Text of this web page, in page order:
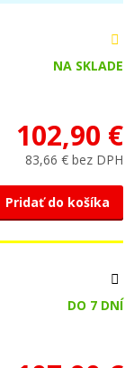
NA SKLADE
102,90 €
83,66 € bez DPH
Pridať do košíka
DO 7 DNÍ